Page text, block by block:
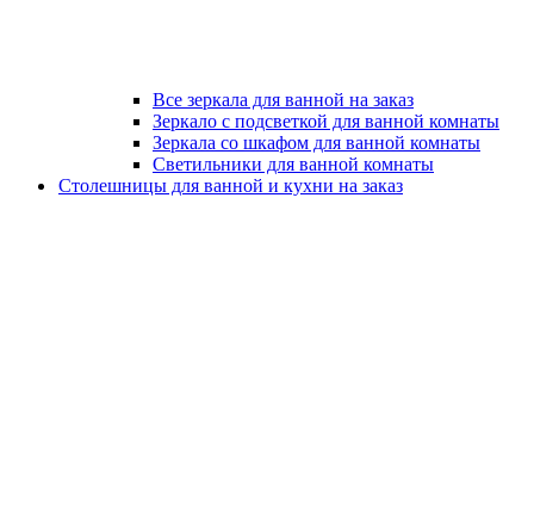
Все зеркала для ванной на заказ
Зеркало с подсветкой для ванной комнаты
Зеркала со шкафом для ванной комнаты
Светильники для ванной комнаты
Столешницы для ванной и кухни на заказ